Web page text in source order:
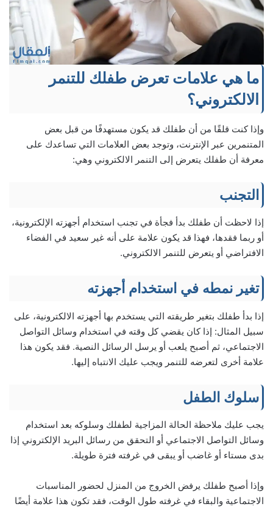
ما هي علامات تعرض طفلك للتنمر
الالكتروني؟
وإذا كنت قلقًا من أن طفلك قد يكون مستهدفًا من قبل بعض
المتنمرين عبر الإنترنت، وتوجد بعض العلامات التي تساعدك على
معرفة أن طفلك يتعرض إلى التنمر الالكتروني وهي:
التجنب
إذا لاحظت أن طفلك بدأ فجأة في تجنب استخدام أجهزته الإلكترونية،
أو ربما فقدها، فهذا قد يكون علامة على أنه غير سعيد في الفضاء
الافتراضي أو يتعرض للتنمر الالكتروني.
تغير نمطه في استخدام أجهزته
إذا بدأ طفلك بتغير طريقته التي يستخدم بها أجهزته الالكترونية، على
سبيل المثال: إذا كان يقضي كل وقته في استخدام وسائل التواصل
الاجتماعي، ثم أصبح يلعب أو يرسل الرسائل النصية. فقد يكون هذا
علامة أخرى لتعرضه للتنمر ويجب عليك الانتباه إليها.
سلوك الطفل
يجب عليك ملاحظة الحالة المزاجية لطفلك وسلوكه بعد استخدام
وسائل التواصل الاجتماعي أو التحقق من رسائل البريد الإلكتروني إذا
بدى مستاء أو غاضب أو يبقى في غرفته فترة طويلة.
وإذا أصبح طفلك يرفض الخروج من المنزل لحضور المناسبات
الاجتماعية والبقاء في غرفته طول الوقت، فقد تكون هذا علامة أيضًا